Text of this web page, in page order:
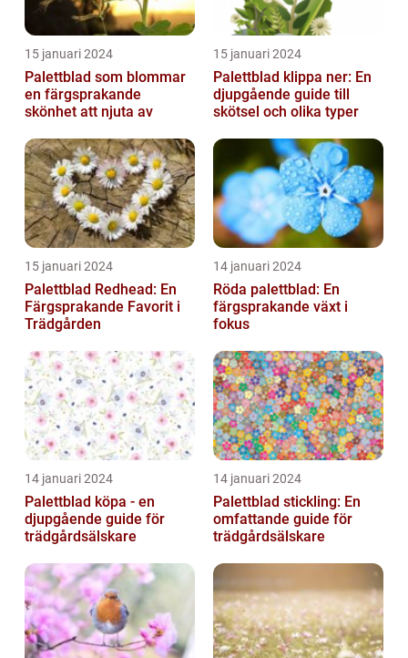
15 januari 2024
Palettblad som blommar
en färgsprakande
skönhet att njuta av
15 januari 2024
Palettblad klippa ner: En
djupgående guide till
skötsel och olika typer
15 januari 2024
Palettblad Redhead: En
Färgsprakande Favorit i
Trädgården
14 januari 2024
Röda palettblad: En
färgsprakande växt i
fokus
14 januari 2024
Palettblad köpa - en
djupgående guide för
trädgårdsälskare
14 januari 2024
Palettblad stickling: En
omfattande guide för
trädgårdsälskare